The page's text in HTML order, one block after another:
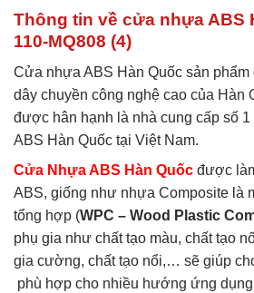
nhựa ABS KOS
Thông tin về cửa nhựa ABS
110-MQ808 (4)
Cửa nhựa ABS Hàn Quốc sản
dây chuyền công nghệ cao của Hàn
được hân hạnh là nhà cung cấp số
ABS Hàn Quốc tại Việt Nam.
Cửa Nhựa ABS Hàn Quốc được
ABS, giống như nhựa Composite là
tổng hợp (WPC – Wood Plastic
phụ gia như chất tạo màu, chất tạo
gia cường, chất tạo nổi,… sẽ giúp
phù hợp cho nhiều hướng ứng